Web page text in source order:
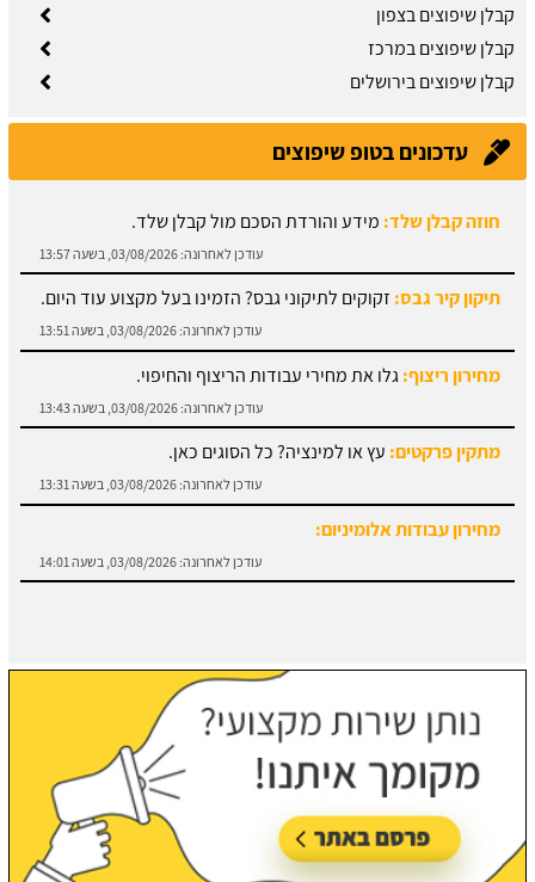
קבלן שיפוצים בצפון
קבלן שיפוצים במרכז
קבלן שיפוצים בירושלים
עדכונים בטופ שיפוצים
חוזה קבלן שלד: מידע והורדת הסכם מול קבלן שלד.
עודכן לאחרונה: 03/08/2026, בשעה 13:57
תיקון קיר גבס: זקוקים לתיקוני גבס? הזמינו בעל מקצוע עוד היום.
עודכן לאחרונה: 03/08/2026, בשעה 13:51
מחירון ריצוף:גלו את מחירי עבודות הריצוף והחיפוי.
עודכן לאחרונה: 03/08/2026, בשעה 13:43
מתקין פרקטים: עץ או למינציה? כל הסוגים כאן.
עודכן לאחרונה: 03/08/2026, בשעה 13:31
מחירון עבודות אלומיניום:
עודכן לאחרונה: 03/08/2026, בשעה 14:01